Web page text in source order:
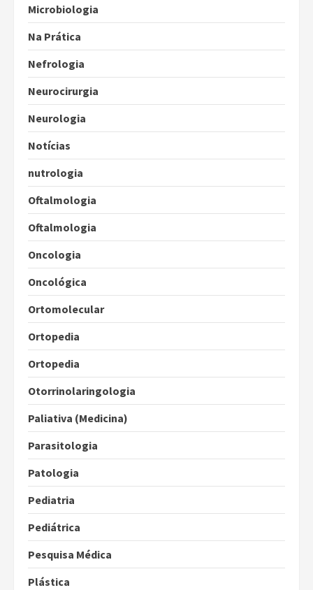
Microbiologia
Na Prática
Nefrologia
Neurocirurgia
Neurologia
Notícias
nutrologia
Oftalmologia
Oftalmologia
Oncologia
Oncológica
Ortomolecular
Ortopedia
Ortopedia
Otorrinolaringologia
Paliativa (Medicina)
Parasitologia
Patologia
Pediatria
Pediátrica
Pesquisa Médica
Plástica